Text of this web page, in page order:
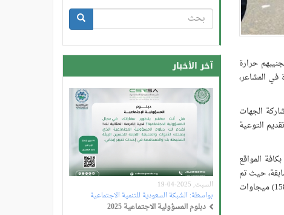
حرارة
في المشاعر،
الجهات
التوعية
بكافة المواقع
السابقة، حيث تم
تنفيذ العديد من المشاريع الجديدة هذا العام لتصل قدرات التوليد المُتاحة بالمنطقة الغربية لخدمة ضيوف الرحمن (20123) ميجاوات مقارنة بـ (15850) ميجاوات
استمارة
البحث
آخر الأخبار
السبت, 2025-04-19
بواسطة:الشبكة السعودية للتنمية الاجتماعية
دبلوم المسؤولية الاجتماعية 2025